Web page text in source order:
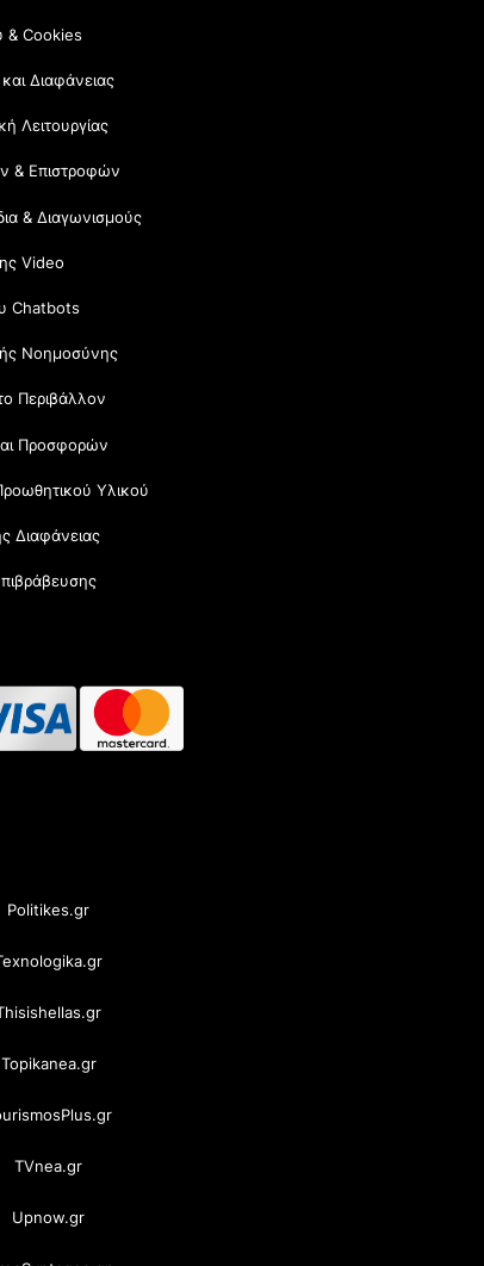
& Cookies
Διαφάνειας
Λειτουργίας
& Επιστροφών
& Διαγωνισμούς
Video
Chatbots
Νοημοσύνης
Περιβάλλον
Προσφορών
Υλικού
Διαφάνειας
Politikes.gr
Topikanea.gr
TVnea.gr
Upnow.gr